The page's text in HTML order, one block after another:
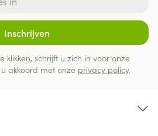
Inschrijven
klikken, schrijft u zich in voor onze
akkoord met onze privacy policy.